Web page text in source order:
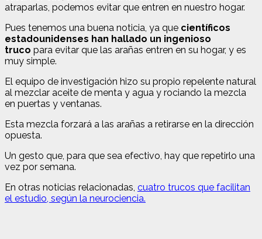
atraparlas, podemos evitar que entren en nuestro hogar.
Pues tenemos una buena noticia, ya que científicos
estadounidenses han hallado un ingenioso
truco para evitar que las arañas entren en su hogar, y es
muy simple.
El equipo de investigación hizo su propio repelente natural
al mezclar aceite de menta y agua y rociando la mezcla
en puertas y ventanas.
Esta mezcla forzará a las arañas a retirarse en la dirección
opuesta.
Un gesto que, para que sea efectivo, hay que repetirlo una
vez por semana.
En otras noticias relacionadas, cuatro trucos que facilitan
el estudio, según la neurociencia.